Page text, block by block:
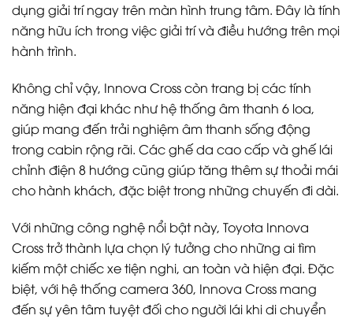
dụng giải trí ngay trên màn hình trung tâm. Đây là tính
năng hữu ích trong việc giải trí và điều hướng trên mọi
hành trình.
Không chỉ vậy, Innova Cross còn trang bị các tính
năng hiện đại khác như hệ thống âm thanh 6 loa,
giúp mang đến trải nghiệm âm thanh sống động
trong cabin rộng rãi. Các ghế da cao cấp và ghế lái
chỉnh điện 8 hướng cũng giúp tăng thêm sự thoải mái
cho hành khách, đặc biệt trong những chuyến đi dài.
Với những công nghệ nổi bật này, Toyota Innova
Cross trở thành lựa chọn lý tưởng cho những ai tìm
kiếm một chiếc xe tiện nghi, an toàn và hiện đại. Đặc
biệt, với hệ thống camera 360, Innova Cross mang
đến sự yên tâm tuyệt đối cho người lái khi di chuyển